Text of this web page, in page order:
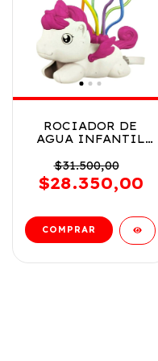
ROCIADOR DE
AGUA INFANTIL
UNICORNIO COD
8877
$31.500,00
$28.350,00